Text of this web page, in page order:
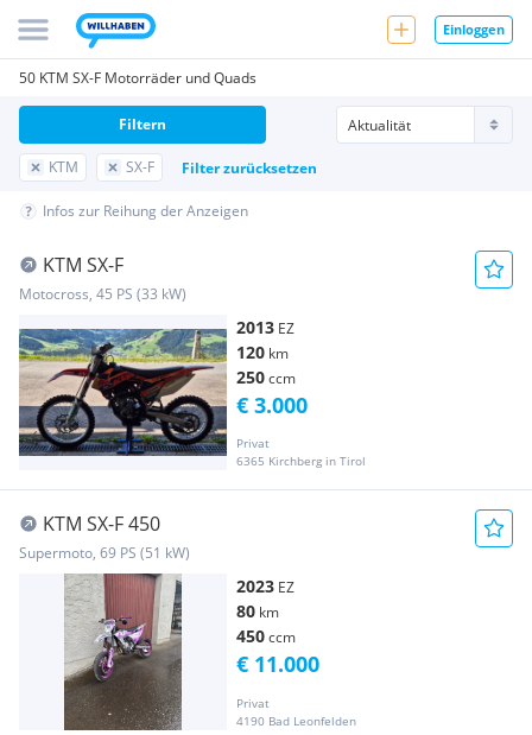
Einloggen
50 KTM SX-F Motorräder und Quads
KTM SX-F Filter zurücksetzen
Filtern
Infos zur Reihung der Anzeigen
KTM SX-F
Motocross, 45 PS (33 kW)
2013 EZ
120 km
250ccm
Privat
6365 Kirchberg in Tirol
€ 3.000
KTM SX-F 450
Supermoto, 69 PS (51 kW)
2023 EZ
80 km
450ccm
Privat
4190 Bad Leonfelden
€ 11.000